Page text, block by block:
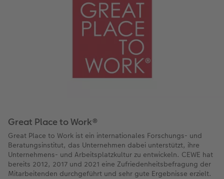
Great Place to Work®
Great Place to Work ist ein internationales Forschungs- und
Beratungsinstitut, das Unternehmen dabei unterstützt, ihre
Unternehmens- und Arbeitsplatzkultur zu entwickeln. CEWE hat
bereits 2012, 2017 und 2021 eine Zufriedenheitsbefragung der
Mitarbeitenden durchgeführt und sehr gute Ergebnisse erzielt.